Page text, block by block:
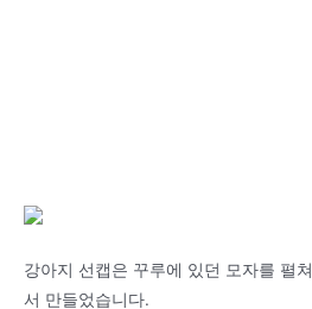
강아지 선캡은 꾸루에 있던 모자를 펼
서 만들었습니다.